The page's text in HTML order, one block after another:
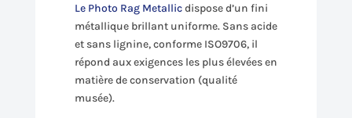
Le Photo Rag Metallicdispose d’un fini
métallique brillant uniforme. Sans acide
et sans lignine, conforme ISO9706, il
répond aux exigences les plus élevées en
matière de conservation (qualité
musée).